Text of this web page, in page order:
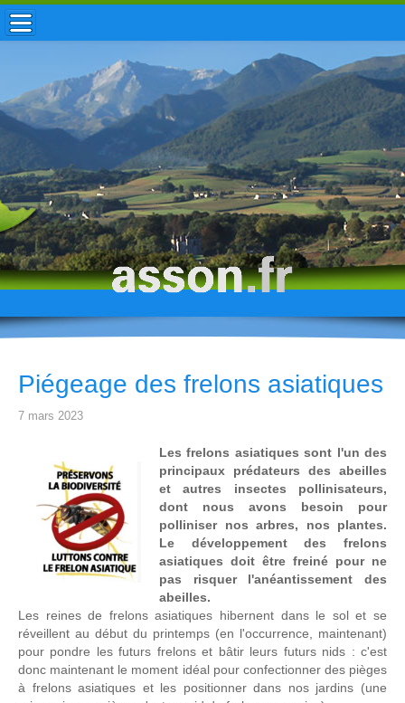
ACCUEIL / INFOS
MUNICIPALITÉ
VIE LOCALE
ENFANCE
TOURISME
HISTOIRE
Piégeage des frelons asiatiques
7 mars 2023
Les frelons asiatiques sont l'un des
principaux prédateurs des abeilles
et autres insectes pollinisateurs,
dont nous avons besoin pour
polliniser nos arbres, nos plantes.
Le développement des frelons
asiatiques doit être freiné pour ne
pas risquer l'anéantissement des
abeilles.
Les reines de frelons asiatiques hibernent dans le sol et se
réveillent au début du printemps (en l'occurrence, maintenant)
pour pondre les futurs frelons et bâtir leurs futurs nids : c'est
donc maintenant le moment idéal pour confectionner des pièges
à frelons asiatiques et les positionner dans nos jardins (une